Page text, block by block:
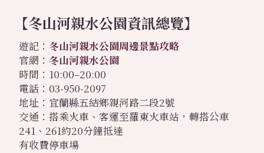
【冬山河親水公園資訊總覽】
遊記： 冬山河親水公園周邊景點攻略
官網： 冬山河親水公園
時間：10:00–20:00
電話：03-950-2097
地址：宜蘭縣五結鄉親河路二段2號
交通：搭乘火車、客運至羅東火車站，轉搭公車
241、261約20分鐘抵達
有收費停車場